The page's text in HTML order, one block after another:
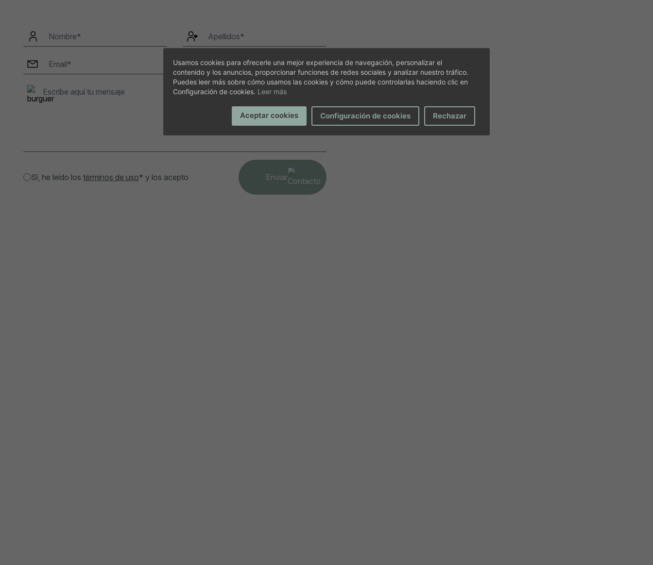
Sí, he leído los términos de uso* y los acepto Enviar
Usamos cookies para ofrecerle una mejor experiencia de navegación, personalizar el
contenido y los anuncios, proporcionar funciones de redes sociales y analizar nuestro tráfico.
Puedes leer más sobre cómo usamos las cookies y cómo puede controlarlas haciendo clic en
Configuración de cookies. Leer más
Aceptar cookies Configuración de cookies Rechazar